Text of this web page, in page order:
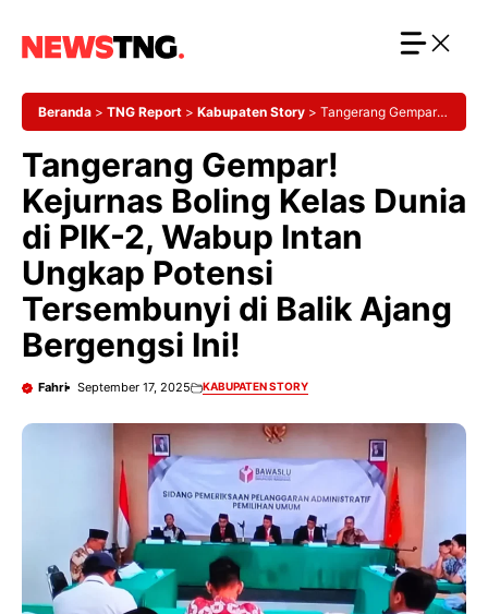
Beranda > TNG Report > Kabupaten Story > Tangerang Gempar!
Tersembunyi di Balik Ajang Bergengsi Ini!
Tangerang Gempar!
Kejurnas Boling Kelas Dunia
di PIK-2, Wabup Intan
Ungkap Potensi
Tersembunyi di Balik Ajang
Bergengsi Ini!
Fahri September 17, 2025 KABUPATEN STORY